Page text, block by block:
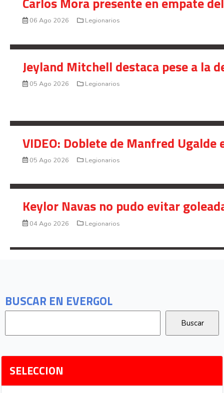
BUSCAR EN EVERGOL
SELECCION
06 Ago 2026 Legionarios
Jeyland Mitchell destaca pese a la
05 Ago 2026 Legionarios
VIDEO: Doblete de Manfred
05 Ago 2026 Legionarios
Keylor Navas no pudo evitar
04 Ago 2026 Legionarios